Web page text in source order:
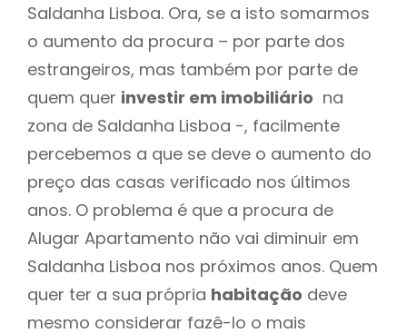
Saldanha Lisboa. Ora, se a isto somarmos
o aumento da procura – por parte dos
estrangeiros, mas também por parte de
quem quer investir em imobiliário na
zona de Saldanha Lisboa -, facilmente
percebemos a que se deve o aumento do
preço das casas verificado nos últimos
anos. O problema é que a procura de
Alugar Apartamento não vai diminuir em
Saldanha Lisboa nos próximos anos. Quem
quer ter a sua própria habitação deve
mesmo considerar fazê-lo o mais